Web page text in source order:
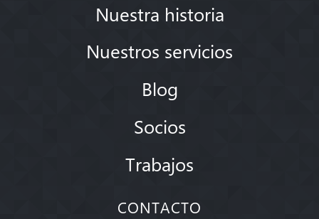
Nuestra historia
Nuestros servicios
Blog
Socios
Trabajos
CONTACTO